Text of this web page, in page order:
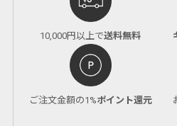
10,000円以上で送料無料
ご注文金額の1%ポイント還元